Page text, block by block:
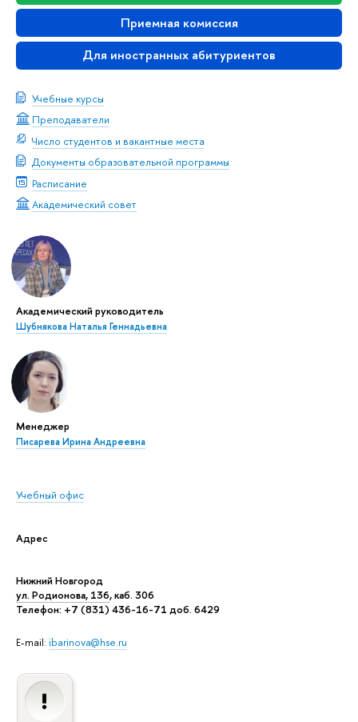
Приемная комиссия
Для иностранных абитуриентов
Учебные курсы
Преподаватели
Число студентов и вакантные места
Документы образовательной программы
Расписание
Академический совет
Академический руководитель
Шубнякова Наталья Геннадьевна
Менеджер
Писарева Ирина Андреевна
Учебный офис
Адрес
Нижний Новгород
ул. Родионова, 136, каб. 306
Телефон: +7 (831) 436-16-71 доб. 6429
E-mail: ibarinova@hse.ru